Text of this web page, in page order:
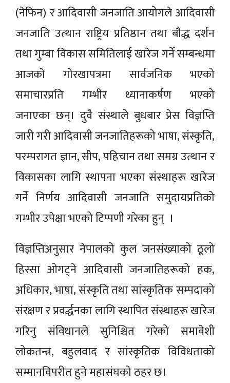
(नेफिन) र आदिवासी जनजाति आयोगले आदिवासी
जनजाति उत्थान राष्ट्रिय प्रतिष्ठान तथा बौद्ध दर्शन
तथा गुम्बा विकास समितिलाई खारेज गर्ने सम्बन्धमा
आजकाे गाेरखापत्रमा सार्वजनिक भएको
समाचारप्रति गम्भीर ध्यानाकर्षण भएको
जनाएका छन्। दुवै स‌ंस्थाले बुधबार प्रेस विज्ञप्ति
जारी गरी आदिवासी जनजातिहरूको भाषा, संस्कृति,
परम्परागत ज्ञान, सीप, पहिचान तथा समग्र उत्थान र
विकासका लागि स्थापना भएका संस्थाहरू खारेज
गर्ने निर्णय आदिवासी जनजाति समुदायप्रतिको
गम्भीर उपेक्षा भएको टिप्पणी गरेका हुन् ।
विज्ञप्तिअनुसार नेपालको कुल जनसंख्याको ठूलो
हिस्सा ओगट्ने आदिवासी जनजातिहरूको हक,
अधिकार, भाषा, संस्कृति तथा सांस्कृतिक सम्पदाको
संरक्षण र प्रवर्द्धनका लागि स्थापित संस्थाहरू खारेज
गरिनु संविधानले सुनिश्चित गरेको समावेशी
लोकतन्त्र, बहुलवाद र सांस्कृतिक विविधताको
सम्मानविपरीत हुने महासंघको ठहर छ।